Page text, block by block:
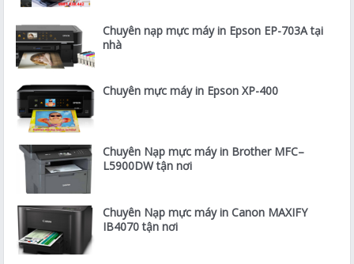
Chuyên nạp mực máy in Epson EP-703A tại
nhà
Chuyên mực máy in Epson XP-400
Chuyên Nạp mực máy in Brother MFC–
L5900DW tận nơi
Chuyên Nạp mực máy in Canon MAXIFY
IB4070 tận nơi